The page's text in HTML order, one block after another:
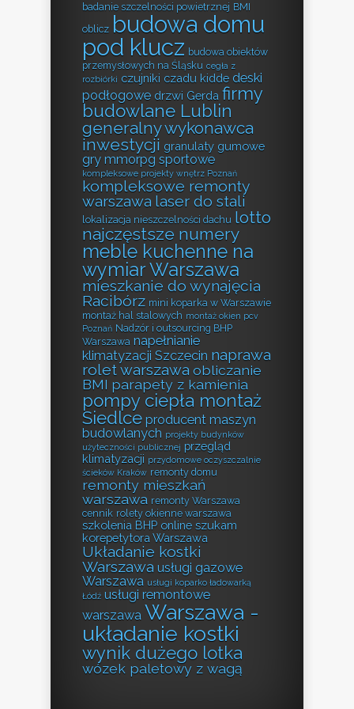
badanie szczelności powietrznej BMI
oblicz budowa domu
pod klucz budowa obiektów
przemysłowych na Śląsku cegła z
rozbiórki czujniki czadu kidde deski
podłogowe drzwi Gerda firmy
budowlane Lublin
generalny wykonawca
inwestycji granulaty gumowe
gry mmorpg sportowe
kompleksowe projekty wnętrz Poznań
kompleksowe remonty
warszawa laser do stali
lokalizacja nieszczelności dachu lotto
najczęstsze numery
meble kuchenne na
wymiar Warszawa
mieszkanie do wynajęcia
Racibórz mini koparka w Warszawie
montaż hal stalowych montaż okien pcv
Poznań Nadzór i outsourcing BHP
Warszawa napełnianie
klimatyzacji Szczecin naprawa
rolet warszawa obliczanie
BMI parapety z kamienia
pompy ciepła montaż
Siedlce producent maszyn
budowlanych projekty budynków
użyteczności publicznej przegląd
klimatyzacji przydomowe oczyszczalnie
ścieków Kraków remonty domu
remonty mieszkań
warszawa remonty Warszawa
cennik rolety okienne warszawa
szkolenia BHP online szukam
korepetytora Warszawa
Układanie kostki
Warszawa usługi gazowe
Warszawa usługi koparko ładowarką
Łódź usługi remontowe
warszawa Warszawa -
układanie kostki
wynik dużego lotka
wózek paletowy z wagą